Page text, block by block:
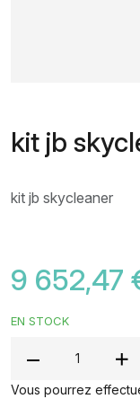
kit jb
kit jb skycleaner
9 652,47
EN STOCK
Vous pourrez